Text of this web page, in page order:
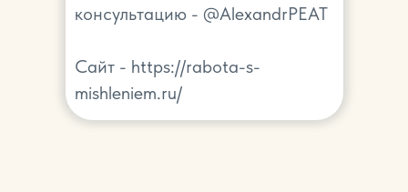
консультацию - @AlexandrPEAT
Сайт - https://rabota-s-
mishleniem.ru/